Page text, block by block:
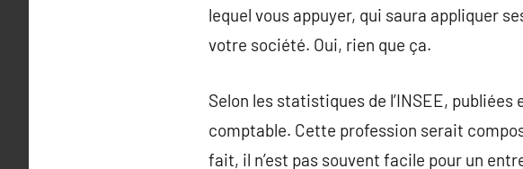
lequel vous appuyer, qui saura appliquer
votre société. Oui, rien que ça.
Selon les statistiques de l’INSEE,
comptable. Cette profession serait
fait, il n’est pas souvent facile pour un